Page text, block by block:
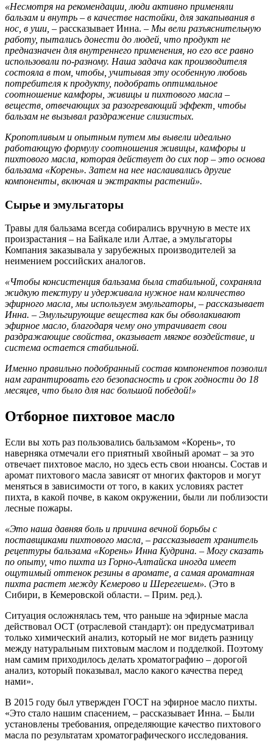
«Несмотря на рекомендации, люди активно применяли
бальзам и внутрь – в качестве настойки, для закапывания в
нос, в уши, – рассказывает Инна. – Мы вели разъяснительную
работу, пытались донести до людей, что продукт не
предназначен для внутреннего применения, но его все равно
использовали по-разному. Наша задача как производителя
состояла в том, чтобы, учитывая эту особенную любовь
потребителя к продукту, подобрать оптимальное
соотношение камфоры, живицы и пихтового масла –
веществ, отвечающих за разогревающий эффект, чтобы
бальзам не вызывал раздражение слизистых.
Кропотливым и опытным путем мы вывели идеально
работающую формулу соотношения живицы, камфоры и
пихтового масла, которая действует до сих пор – это основа
бальзама «Корень». Затем на нее наслаивались другие
компоненты, включая и экстракты растений».
Сырье и эмульгаторы
Травы для бальзама всегда собирались вручную в месте их
произрастания – на Байкале или Алтае, а эмульгаторы
Компания заказывала у зарубежных производителей за
неимением российских аналогов.
«Чтобы консистенция бальзама была стабильной, сохраняла
жидкую текстуру и удерживала нужное нам количество
эфирного масла, мы используем эмульгаторы, – рассказывает
Инна. – Эмульгирующие вещества как бы обволакивают
эфирное масло, благодаря чему оно утрачивает свои
раздражающие свойства, оказывает мягкое воздействие, и
система остается стабильной.
Именно правильно подобранный состав компонентов позволил
нам гарантировать его безопасность и срок годности до 18
месяцев, что было для нас большой победой!»
Отборное пихтовое масло
Если вы хоть раз пользовались бальзамом «Корень», то
наверняка отмечали его приятный хвойный аромат – за это
отвечает пихтовое масло, но здесь есть свои нюансы. Состав и
аромат пихтового масла зависят от многих факторов и могут
меняться в зависимости от того, в каких условиях растет
пихта, в какой почве, в каком окружении, были ли поблизости
лесные пожары.
«Это наша давняя боль и причина вечной борьбы с
поставщиками пихтового масла, – рассказывает хранитель
рецептуры бальзама «Корень» Инна Кудрина. – Могу сказать
по опыту, что пихта из Горно-Алтайска иногда имеет
ощутимый оттенок резины в аромате, а самая ароматная
пихта растет между Кемерово и Шерегешем». (Это в
Сибири, в Кемеровской области. – Прим. ред.).
Ситуация осложнялась тем, что раньше на эфирные масла
действовал ОСТ (отраслевой стандарт): он предусматривал
только химический анализ, который не мог видеть разницу
между натуральным пихтовым маслом и подделкой. Поэтому
нам самим приходилось делать хроматографию – дорогой
анализ, который показывал, масло какого качества перед
нами».
В 2015 году был утвержден ГОСТ на эфирное масло пихты.
«Это стало нашим спасением, – рассказывает Инна. – Были
установлены требования, определяющие качество пихтового
масла по результатам хроматографического исследования.